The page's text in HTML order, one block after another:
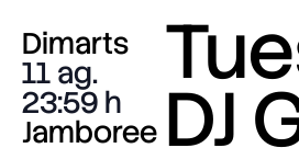
Dimarts
11 ag.
23:59
Jamboree DJ